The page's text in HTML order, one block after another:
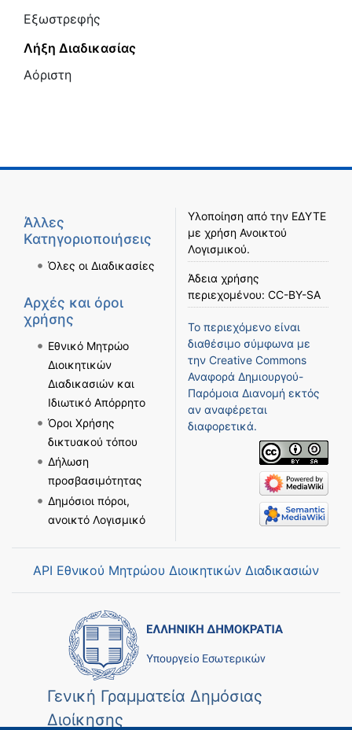
Εξωστρεφής
Λήξη Διαδικασίας
Αόριστη
Άλλες
Κατηγοριοποιήσεις
Όλες οι Διαδικασίες
Αρχές και όροι
χρήσης
Εθνικό Μητρώο
Διοικητικών
Διαδικασιών και
Ιδιωτικό Απόρρητο
Όροι Χρήσης
δικτυακού τόπου
Δήλωση
προσβασιμότητας
Δημόσιοι πόροι,
ανοικτό Λογισμικό
Υλοποίηση από την ΕΔΥΤΕ
με χρήση Ανοικτού
Λογισμικού.
Άδεια χρήσης
περιεχομένου: CC-BY-SA
Το περιεχόμενο είναι
διαθέσιμο σύμφωνα με
την Creative Commons
Αναφορά Δημιουργού-
Παρόμοια Διανομή εκτός
αν αναφέρεται
διαφορετικά.
API Εθνικού Μητρώου Διοικητικών Διαδικασιών
Γενική Γραμματεία Δημόσιας
Διοίκησης